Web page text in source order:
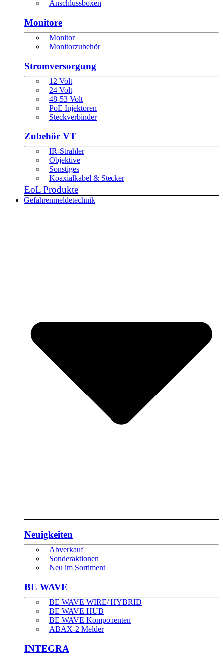
Anschlussboxen
Monitore
Monitor
Monitorzubehör
Stromversorgung
12 Volt
24 Volt
48-53 Volt
PoE Injektoren
Steckverbinder
Zubehör VT
IR-Strahler
Objektive
Sonstiges
Koaxialkabel & Stecker
EoL Produkte
Gefahrenmeldetechnik
Neuigkeiten
Abverkauf
Sonderaktionen
Neu im Sortiment
BE WAVE
BE WAVE WIRE/ HYBRID
BE WAVE HUB
BE WAVE Komponenten
ABAX-2 Melder
INTEGRA